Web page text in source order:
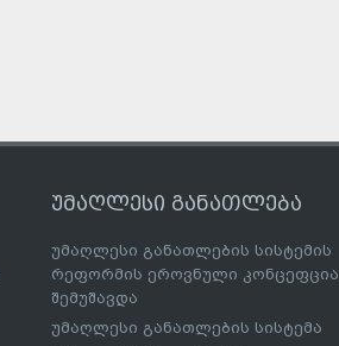
უმაღლესი განათლება
უმაღლესი განათლების სისტემის
რეფორმის ეროვნული კონცეფცია
შემუშავდა
უმაღლესი განათლების სისტემა